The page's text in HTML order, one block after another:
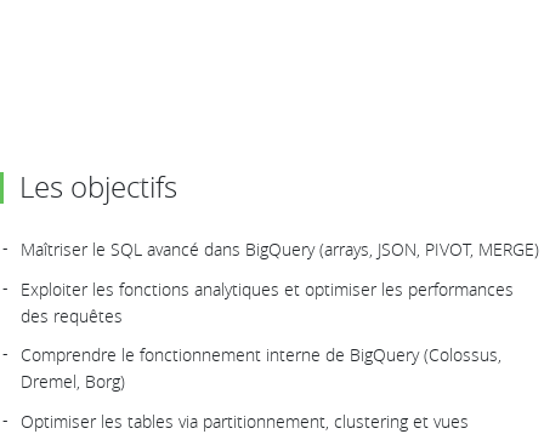
Les objectifs
Maîtriser le SQL avancé dans BigQuery (arrays, JSON, PIVOT, MERGE)
Exploiter les fonctions analytiques et optimiser les performances
des requêtes
Comprendre le fonctionnement interne de BigQuery (Colossus,
Dremel, Borg)
Optimiser les tables via partitionnement, clustering et vues